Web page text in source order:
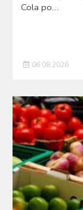
Cola po…
06.08.2026